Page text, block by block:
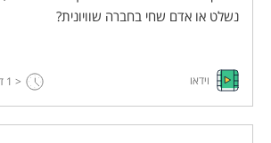
נשלט או אדם שחי בחברה שוויונית?
וידאו < 1